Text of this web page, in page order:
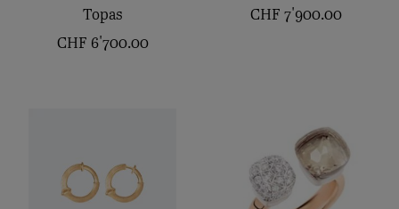
Topas
CHF 6'700.00
CHF 7'900.00